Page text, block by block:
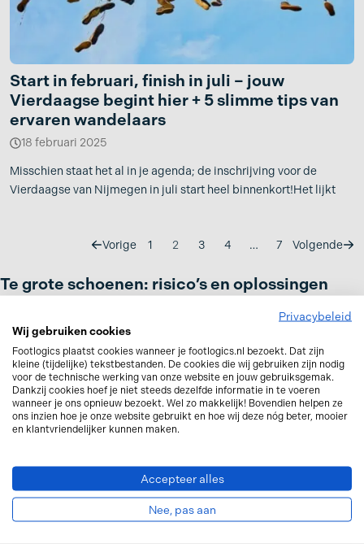
Start in februari, finish in juli – jouw
Vierdaagse begint hier + 5 slimme tips van
ervaren wandelaars
18 februari 2025
Misschien staat het al in je agenda; de inschrijving voor de
Vierdaagse van Nijmegen in juli start heel binnenkort!Het lijkt
Vorige 1 2 3 4 … 7 Volgende
Te grote schoenen: risico’s en oplossingen
Iedereen kent het wel: een paar schoenen dat nét wat ruimer zit.
Misschien waren ze in de aanbieding, misschien dacht
Pijnlijke hielkloven. Oorzaken,
behandelingen, tips en voorkomen
15 september 2025
zijn eeltlagen ontstaan en uiteindelijk zelfs kleine
Wandelen door Engbertsdijksvenen – waar de
tijd een beetje stilstaat
19 augustus 2025
Privacybeleid
Wij gebruiken cookies
Footlogics plaatst cookies wanneer je footlogics.nl bezoekt. Dat zijn
kleine (tijdelijke) tekstbestanden. De cookies die wij gebruiken zijn nodig
voor de technische werking van onze website en jouw gebruiksgemak.
Dankzij cookies hoef je niet steeds dezelfde informatie in te voeren
wanneer je ons opnieuw bezoekt. Wel zo makkelijk! Bovendien helpen ze
ons inzien hoe je onze website gebruikt en hoe wij deze nóg beter, mooier
en klantvriendelijker kunnen maken.
Accepteer alles
Nee, pas aan